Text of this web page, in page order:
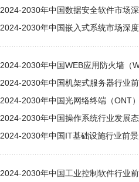
2024-2030年中国数据安全软件市场
2024-2030年中国嵌入式系统市场深
2024-2030年中国WEB应用防火墙（
2024-2030年中国机架式服务器行业
2024-2030年中国光网络终端（ONT
2024-2030年中国操作系统行业发展
2024-2030年中国IT基础设施行业前
2024-2030年中国工业控制软件行业